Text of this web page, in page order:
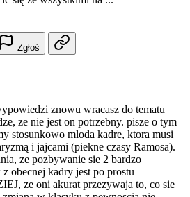
Zgłoś
znowu wracasz do tematu
ze nie jest on potrzebny. pisze o tym
stosunkowo mloda kadre, ktora musi
i jajcami (piekne czasy Ramosa).
ze pozbywanie sie 2 bardzo
obecnej kadry jest po prostu
ze oni akurat przezywaja to, co sie